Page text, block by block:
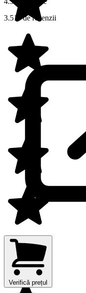
3.511 de recenzii
Verifică prețul